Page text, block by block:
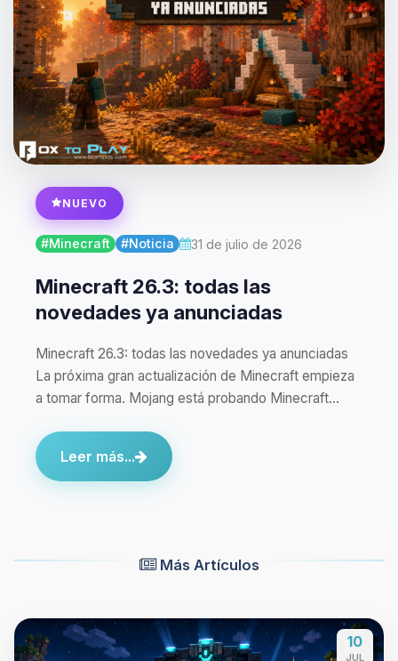
NUEVO
#Minecraft #Noticia 31 de julio de 2026
Minecraft 26.3: todas las
novedades ya anunciadas
Minecraft 26.3: todas las novedades ya anunciadas
La próxima gran actualización de Minecraft empieza
a tomar forma. Mojang está probando Minecraft…
Leer más...
Más Artículos
10
JUL